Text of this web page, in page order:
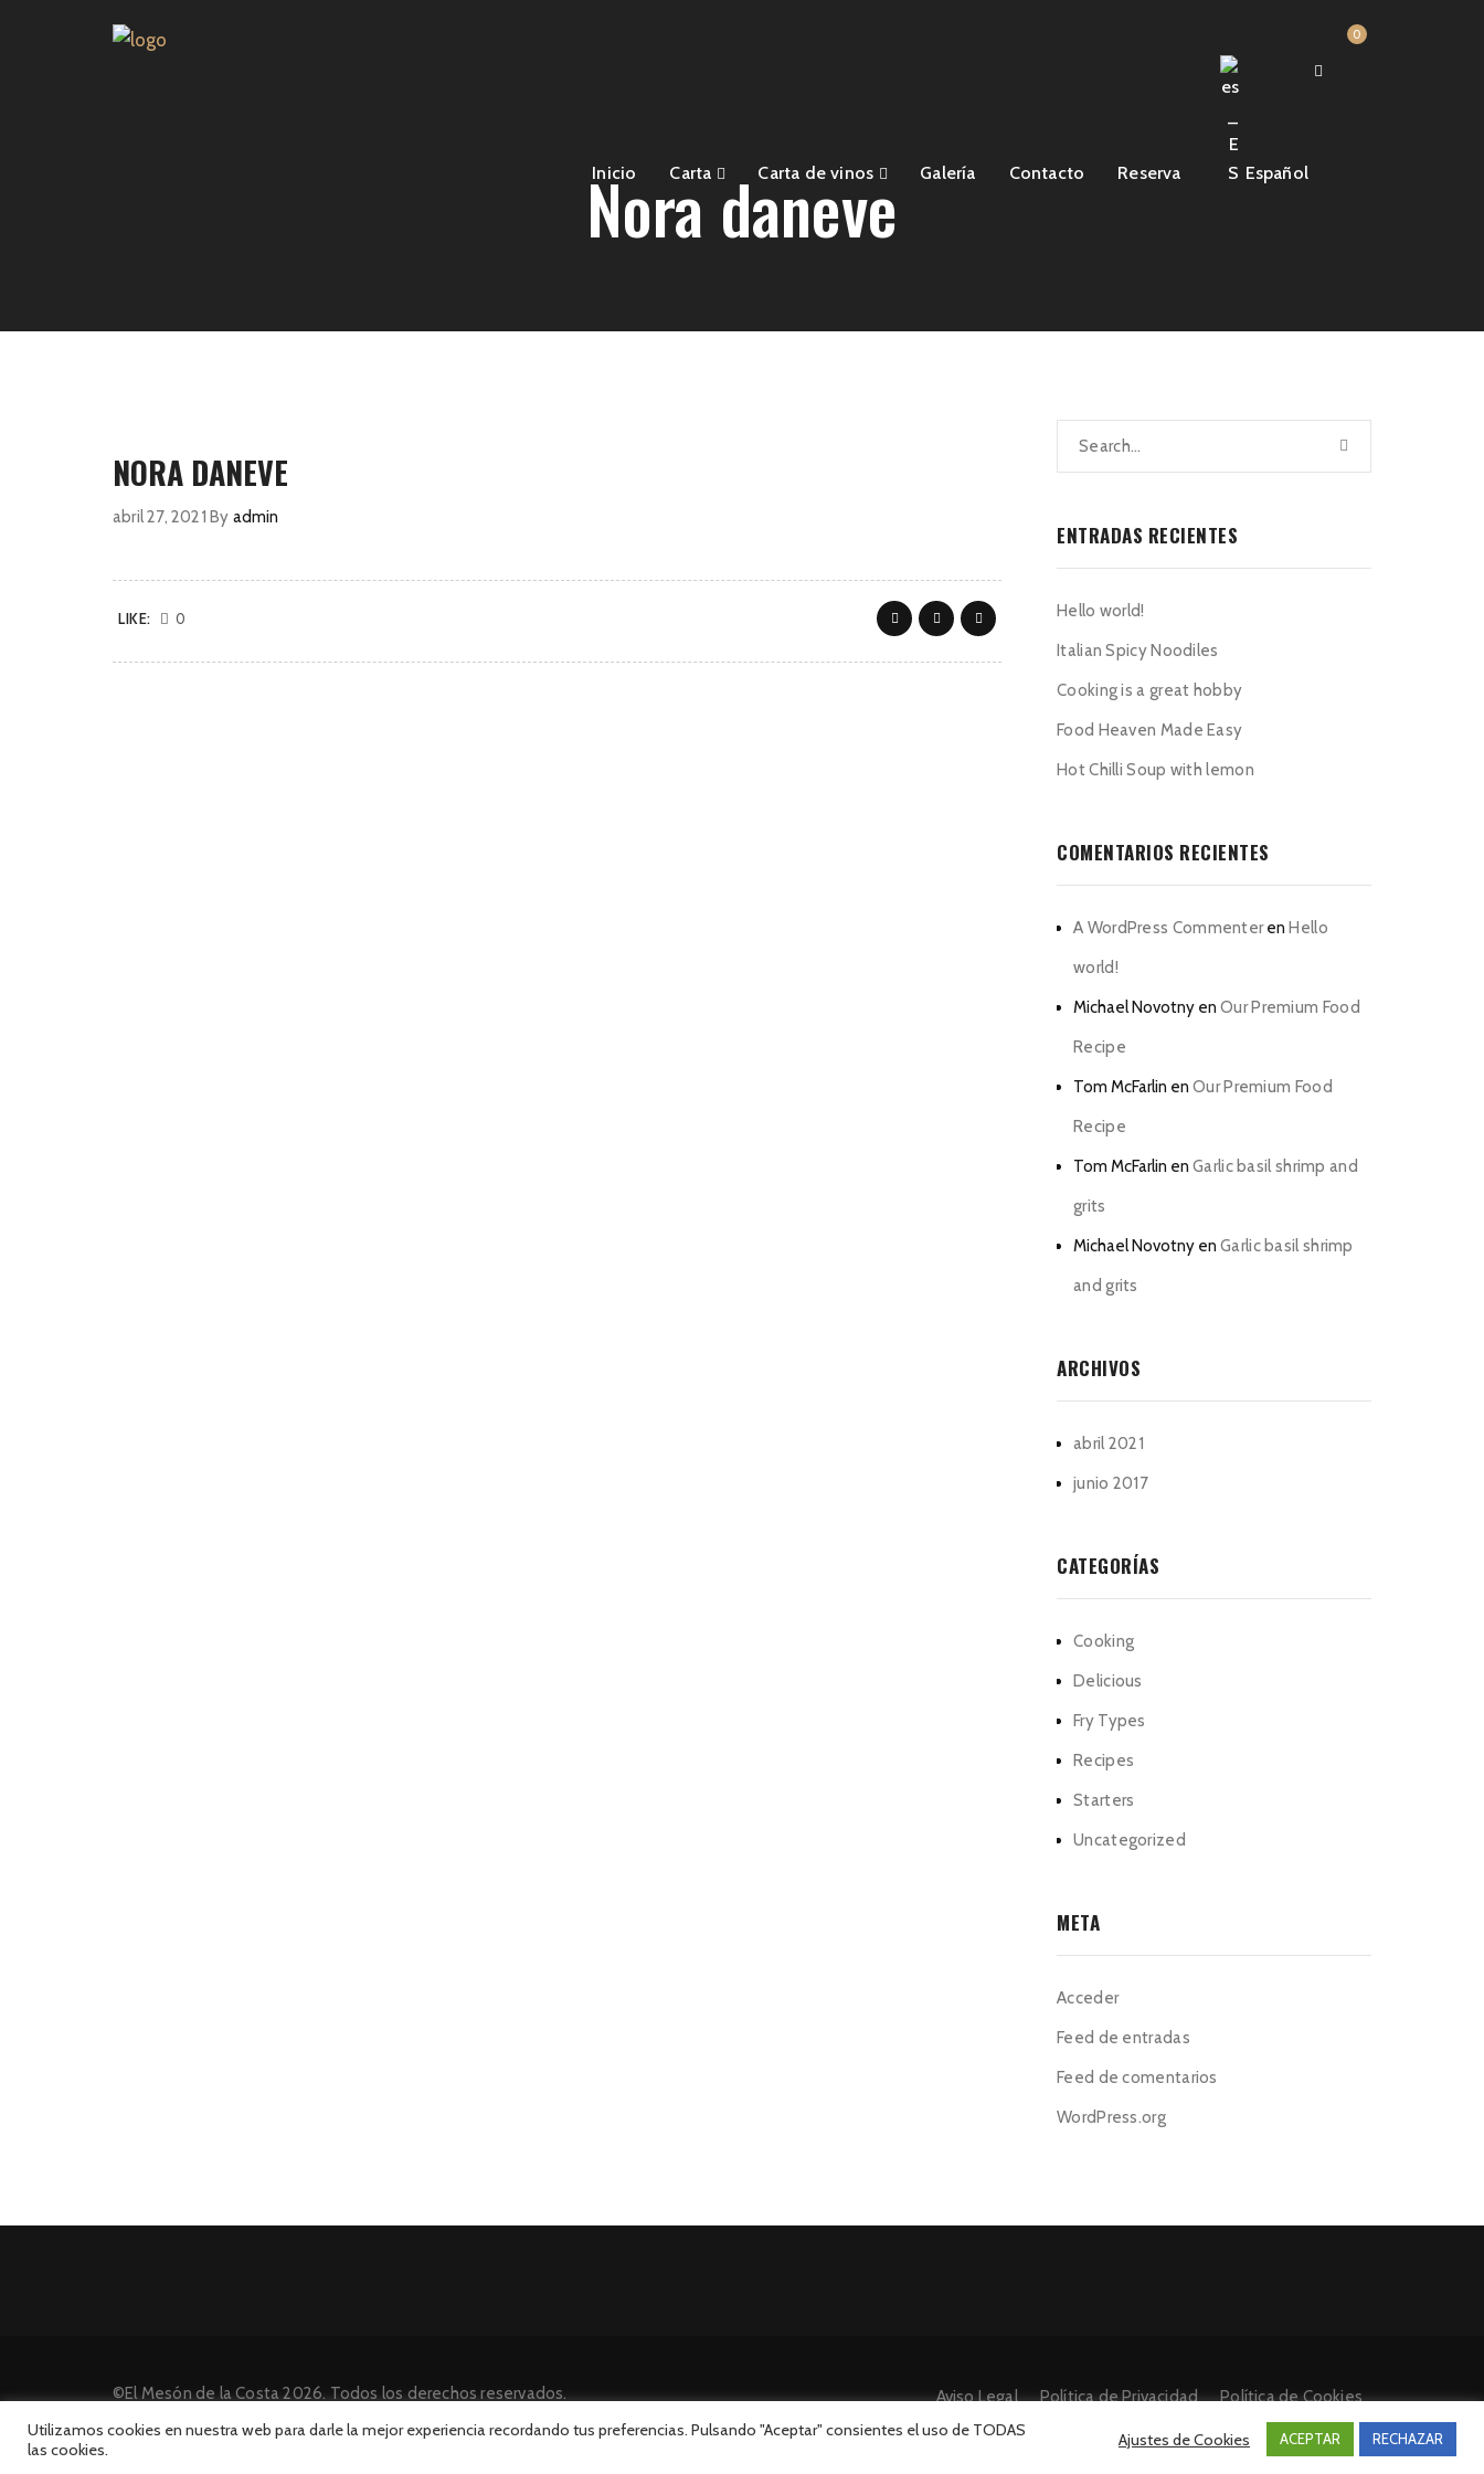
0
Inicio Carta Carta de vinos Galería Contacto Reserva Español
Nora daneve
NORA DANEVE
abril 27, 2021 By admin
LIKE: 0
ENTRADAS RECIENTES
Hello world!
Italian Spicy Noodiles
Cooking is a great hobby
Food Heaven Made Easy
Hot Chilli Soup with lemon
COMENTARIOS RECIENTES
A WordPress CommenterenHello
world!
Michael Novotny en Our Premium Food
Recipe
Tom McFarlin en Our Premium Food
Recipe
Tom McFarlin en Garlic basil shrimp and
grits
Michael Novotny en Garlic basil shrimp
and grits
ARCHIVOS
abril 2021
junio 2017
CATEGORÍAS
Cooking
Delicious
Fry Types
Recipes
Starters
Uncategorized
META
Acceder
Feed de entradas
Feed de comentarios
WordPress.org
©El Mesón de la Costa 2026. Todos los derechos reservados.
Desarrollado por INFORmedia
Aviso Legal Política de Privacidad
Política de Cookies
Utilizamos cookies en nuestra web para darle la mejor experiencia recordando tus preferencias. Pulsando "Aceptar" consientes el uso de TODAS
las cookies.
Ajustes de Cookies ACEPTAR RECHAZAR